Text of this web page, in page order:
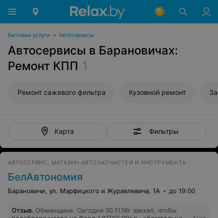
Бытовые услуги • Автосервисы
Автосервисы в Барановичах:
Ремонт КПП 1
Ремонт сажевого фильтра Кузовной ремонт
Карта Фильтры
АВТОСЕРВИС, МАГАЗИН АВТОЗАПЧАСТЕЙ И ИНСТРУМЕНТА
БелАвтономия
Барановичи, ул. Марфицкого и Журавлевича, 1А до 19:00
Отзыв. Обманщики. Сегодня 30.11.16г заехал, чтобы